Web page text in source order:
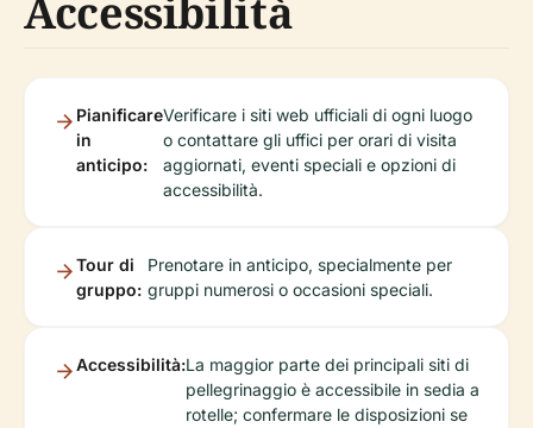
Accessibilità
Pianificare
in
anticipo:
Verificare i siti web ufficiali di ogni luogo
o contattare gli uffici per orari di visita
aggiornati, eventi speciali e opzioni di
accessibilità.
Tour di
gruppo:
Prenotare in anticipo, specialmente per
gruppi numerosi o occasioni speciali.
Accessibilità:La maggior parte dei principali siti di
pellegrinaggio è accessibile in sedia a
rotelle; confermare le disposizioni se